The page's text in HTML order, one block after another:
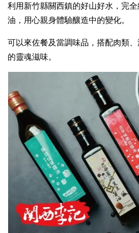
利用新竹縣關西鎮的好山好水，完
油，用心親身體驗釀造中的變化。
可以來佐餐及當調味品，搭配肉類
的靈魂滋味。